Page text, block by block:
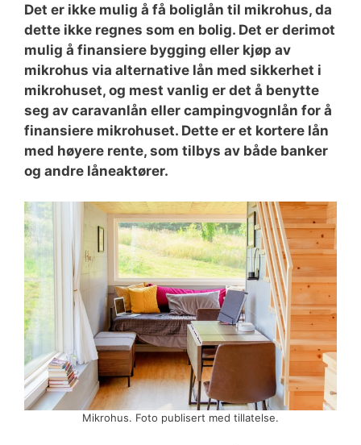
Det er ikke mulig å få boliglån til mikrohus, da
dette ikke regnes som en bolig. Det er derimot
mulig å finansiere bygging eller kjøp av
mikrohus via alternative lån med sikkerhet i
mikrohuset, og mest vanlig er det å benytte
seg av caravanlån eller campingvognlån for å
finansiere mikrohuset. Dette er et kortere lån
med høyere rente, som tilbys av både banker
og andre låneaktører.
Mikrohus. Foto publisert med tillatelse.